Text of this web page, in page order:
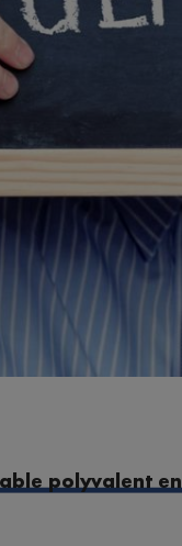
polyvalent